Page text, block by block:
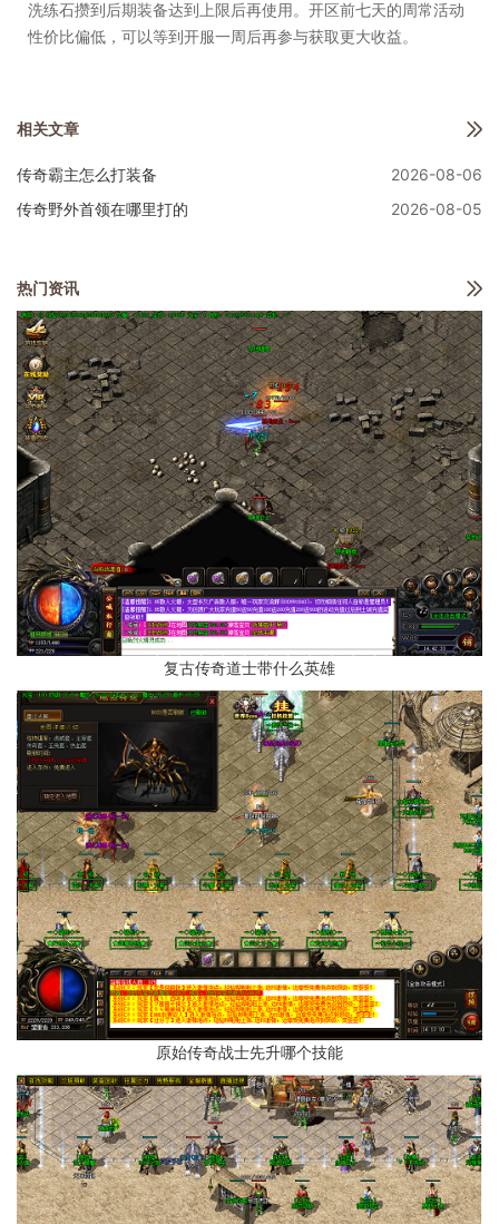
洗练石攒到后期装备达到上限后再使用。开区前七天的周常活动
性价比偏低，可以等到开服一周后再参与获取更大收益。
相关文章
传奇霸主怎么打装备
2026-08-06
传奇野外首领在哪里打的
2026-08-05
热门资讯
复古传奇道士带什么英雄
原始传奇战士先升哪个技能